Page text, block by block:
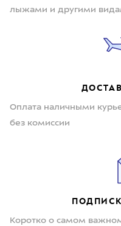
лыжами и другими
Оплата наличными
без комиссии
Коротко о самом